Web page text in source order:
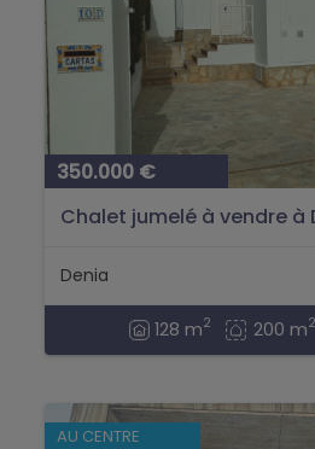
350.000 €
Chalet jumelé à vendre à
Denia
128 m2 200 m2
AU CENTRE